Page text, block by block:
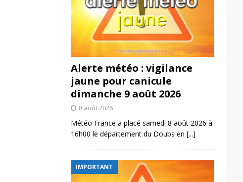
Alerte météo : vigilance
jaune pour canicule
dimanche 9 août 2026
8 août 2026
Météo France a placé samedi 8 août 2026 à
16h00 le département du Doubs en [...]
IMPORTANT